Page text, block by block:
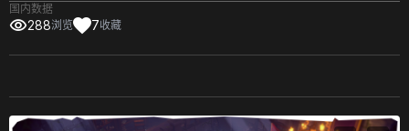
国内数据
288浏览 7收藏